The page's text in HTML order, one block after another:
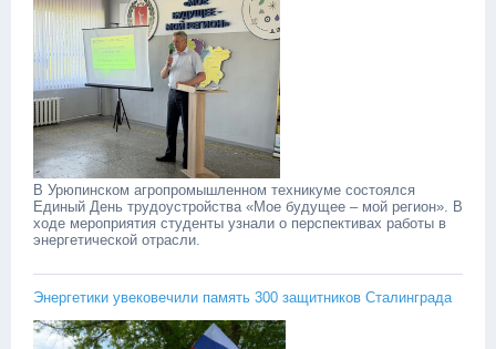
В Урюпинском агропромышленном техникуме состоялся
Единый День трудоустройства «Мое будущее – мой регион». В
ходе мероприятия студенты узнали о перспективах работы в
энергетической отрасли.
Энергетики увековечили память 300 защитников Сталинграда